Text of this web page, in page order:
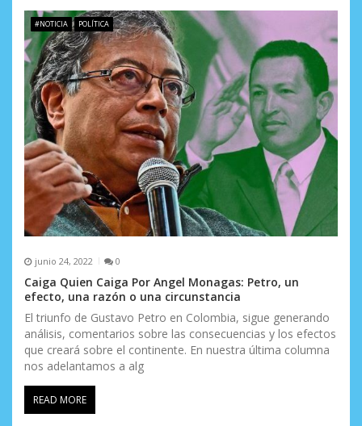
#NOTICIA POLÍTICA
junio 24, 2022 0
Caiga Quien Caiga Por Angel Monagas: Petro, un
efecto, una razón o una circunstancia
El triunfo de Gustavo Petro en Colombia, sigue generando
análisis, comentarios sobre las consecuencias y los efectos
que creará sobre el continente. En nuestra última columna
nos adelantamos a alg
READ MORE